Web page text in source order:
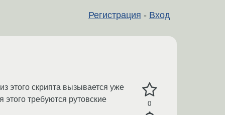
Регистрация - Вход
0
этого скрипта вызывается уже
требуются рутовские